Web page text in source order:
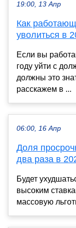
19:00, 13 Апр
Как
уволиться в
Если вы
году уйти с
должны это
расскажем в ...
06:00, 16 Апр
Доля
два раза в
Будет
высоким
массовую